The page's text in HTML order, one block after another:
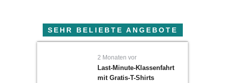
SEHR BELIEBTE ANGEBOTE
2 Monaten vor
Last-Minute-Klassenfahrt
mit Gratis-T-Shirts